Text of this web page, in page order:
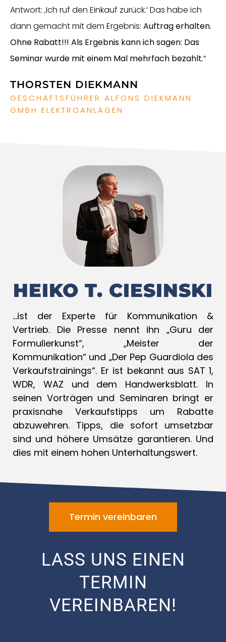
Antwort: ‚Ich ruf den Einkauf zurück.‘ Das habe ich
dann gemacht mit dem Ergebnis: Auftrag erhalten.
Ohne Rabatt!!! Als Ergebnis kann ich sagen: Das
Seminar wurde mit einem Mal mehrfach bezahlt.“
THORSTEN DIEKMANN
GESCHÄFTSFÜHRER ALFONS DIEKMANN
GMBH ELEKTROANLAGEN
HEIKO T. CIESINSKI
…ist der Experte für Kommunikation &
Vertrieb. Die Presse nennt ihn „Guru der
Formulierkunst“, „Meister der
Kommunikation“ und „Der Pep Guardiola des
Verkaufstrainings“. Er ist bekannt aus SAT 1,
WDR, WAZ und dem Handwerksblatt. In
seinen Vorträgen und Seminaren bringt er
praxisnahe Verkaufstipps um Rabatte
abzuwehren. Tipps, die sofort umsetzbar
sind und höhere Umsätze garantieren. Und
dies mit einem hohen Unterhaltungswert.
Termin vereinbaren
LASS UNS EINEN
TERMIN
VEREINBAREN!